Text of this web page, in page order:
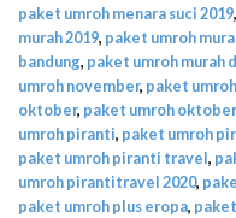
paket umroh menara suci 2019,
murah 2019, paket umroh
bandung, paket umroh murah
umroh november, paket
oktober, paket umroh
umroh piranti, paket umroh
paket umroh piranti travel,
umroh pirantitravel 2020,
paket umroh plus eropa,